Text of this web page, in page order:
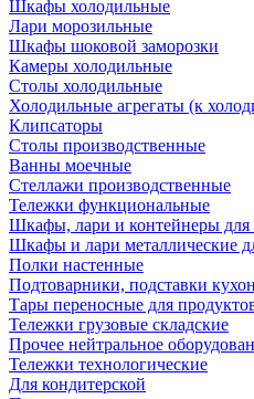
Шкафы холодильные
Лари морозильные
Шкафы шоковой заморозки
Камеры холодильные
Столы холодильные
Холодильные агрегаты (к
Клипсаторы
Столы производственные
Ванны моечные
Стеллажи производственные
Тележки функциональные
Шкафы, лари и контейнеры для
Шкафы и лари металлические
Полки настенные
Подтоварники, подставки
Тары переносные для
Тележки грузовые складские
Прочее нейтральное
Тележки технологические
Для кондитерской